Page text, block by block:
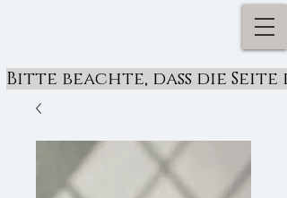
Bitte beachte, dass die